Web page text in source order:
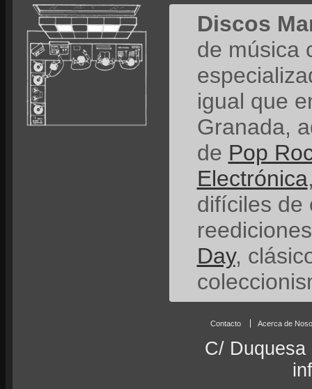
Discos
de música
igual que
Granada,
de Pop
Electrónica
difíciles de
Day,
Contacto Acerca de
C/ Duquesa